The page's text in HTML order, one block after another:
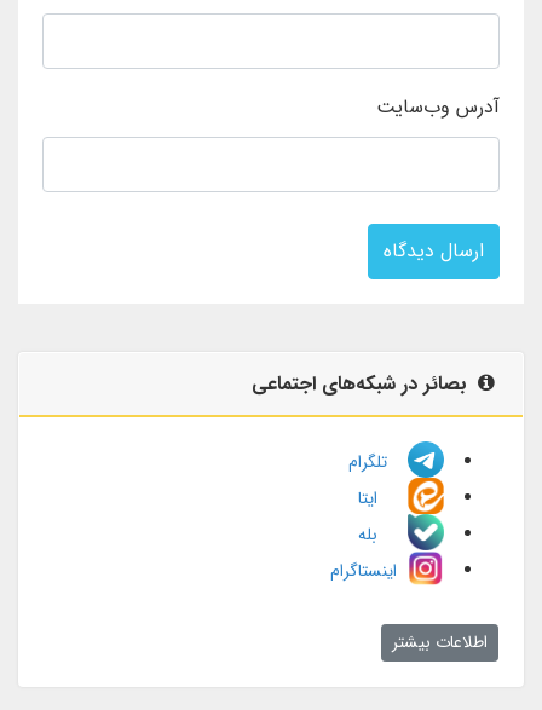
آدرس وب‌سایت
ارسال دیدگاه
بصائر در شبکه‌های اجتماعی
تلگرام
ایتا
بله
اینستاگرام
اطلاعات بیشتر